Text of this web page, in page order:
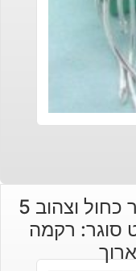
שרשרת אמרלד רובי וספיר כחול וצהוב 5
359 קרט סוגר: רקמה